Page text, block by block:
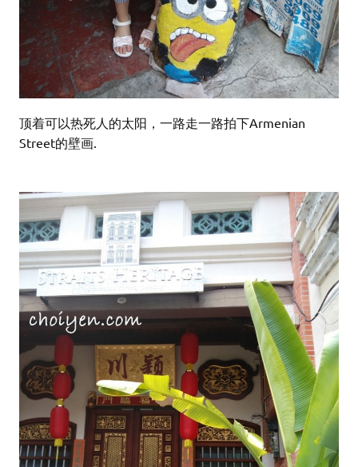
顶着可以热死人的太阳，一路走一路拍下Armenian
Street的壁画.